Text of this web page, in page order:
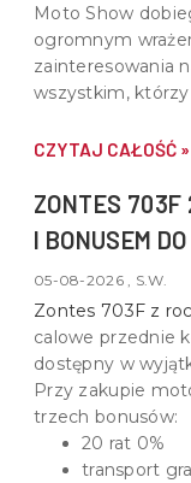
Moto Show
ogromnym
zainteresowania
wszystkim,
do motoryzacji.
CZYTAJ CAŁOŚĆ »
ZONTES 703F
I BONUSEM
05-08-2026 , S.W.
Zontes 703F z
calowe przednie
dostępny w
Przy zakupie
trzech bonusów:
20 rat 0%
transport